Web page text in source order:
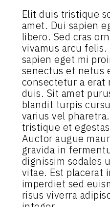
Elit duis tristique
amet. Dui sapien
libero. Sed cras
vivamus arcu
sapien eget mi
senectus et netus
consectetur a erat
duis. Sit amet
blandit turpis
varius vel
tristique et
Auctor augue
gravida in
dignissim sodales
vitae. Est placerat
imperdiet sed
risus viverra